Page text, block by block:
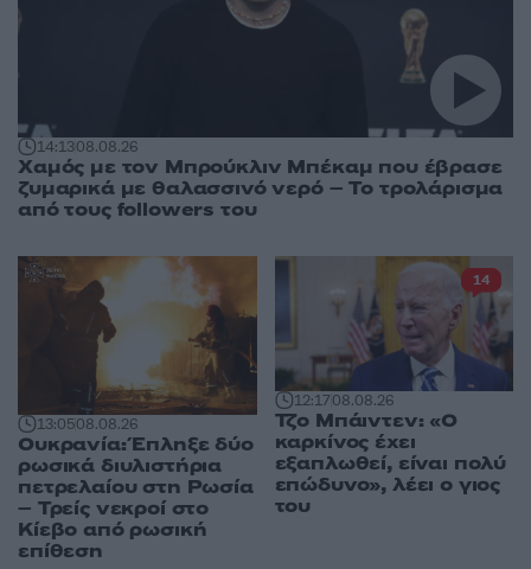
14:1308.08.26
Χαμός με τον Μπρούκλιν Μπέκαμ που έβρασε
ζυμαρικά με θαλασσινό νερό – Το τρολάρισμα
από τους followers του
13:0508.08.26
Ουκρανία: Έπληξε δύο
ρωσικά διυλιστήρια
πετρελαίου στη Ρωσία
– Τρείς νεκροί στο
Κίεβο από ρωσική
επίθεση
12:1708.08.26
Τζο Μπάιντεν: «Ο
καρκίνος έχει
εξαπλωθεί, είναι πολύ
επώδυνο», λέει ο γιος
του
14